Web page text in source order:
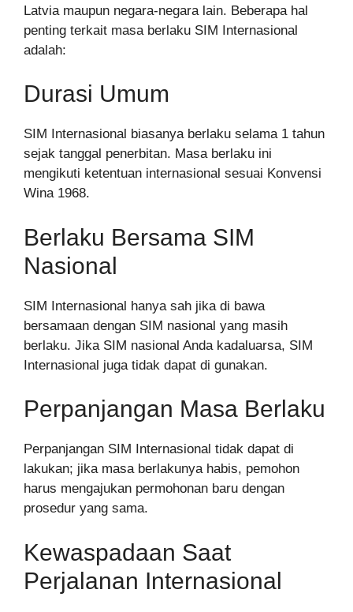
Latvia maupun negara-negara lain. Beberapa hal
penting terkait masa berlaku SIM Internasional
adalah:
Durasi Umum
SIM Internasional biasanya berlaku selama 1 tahun
sejak tanggal penerbitan. Masa berlaku ini
mengikuti ketentuan internasional sesuai Konvensi
Wina 1968.
Berlaku Bersama SIM
Nasional
SIM Internasional hanya sah jika di bawa
bersamaan dengan SIM nasional yang masih
berlaku. Jika SIM nasional Anda kadaluarsa, SIM
Internasional juga tidak dapat di gunakan.
Perpanjangan Masa Berlaku
Perpanjangan SIM Internasional tidak dapat di
lakukan; jika masa berlakunya habis, pemohon
harus mengajukan permohonan baru dengan
prosedur yang sama.
Kewaspadaan Saat
Perjalanan Internasional